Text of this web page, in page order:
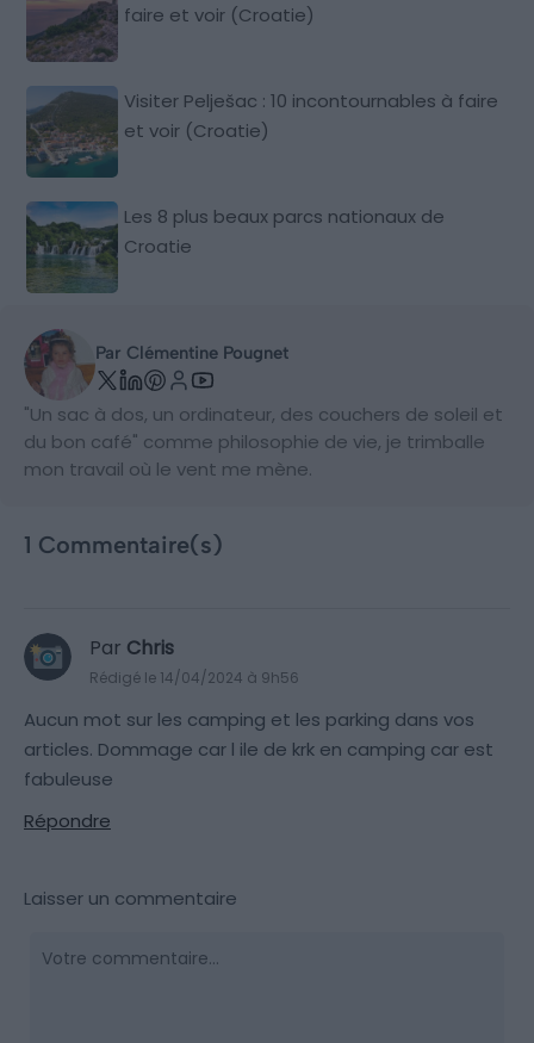
faire et voir (Croatie)
Visiter Pelješac : 10 incontournables à faire
et voir (Croatie)
Les 8 plus beaux parcs nationaux de
Croatie
Par Clémentine Pougnet
"Un sac à dos, un ordinateur, des couchers de soleil et
du bon café" comme philosophie de vie, je trimballe
mon travail où le vent me mène.
1 Commentaire(s)
Par Chris
Rédigé le 14/04/2024 à 9h56
Aucun mot sur les camping et les parking dans vos
articles. Dommage car l ile de krk en camping car est
fabuleuse
Répondre
Laisser un commentaire